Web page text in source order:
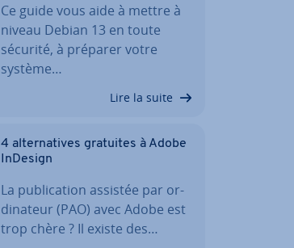
Ce guide vous aide à mettre à
niveau Debian 13 en toute
sécurité, à préparer votre
système…
Lire la suite
4 al­ter­na­tives gratuites à Adobe
InDesign
La pu­bli­ca­tion assistée par or­
di­na­teur (PAO) avec Adobe est
trop chère ? Il existe des…